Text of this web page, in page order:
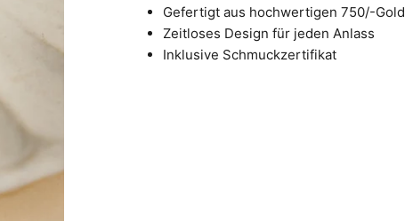
Gefertigt aus hochwertigen 750/-Gold
Zeitloses Design für jeden Anlass
Inklusive Schmuckzertifikat